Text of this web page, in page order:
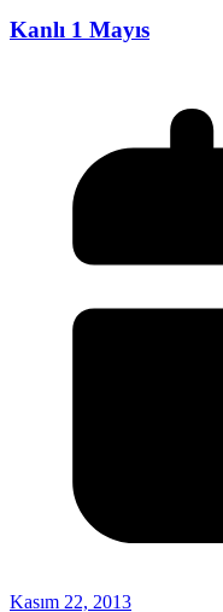
Kanlı 1 Mayıs
Kasım 22, 2013